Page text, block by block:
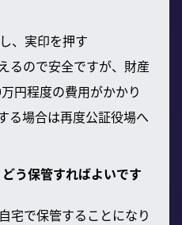
、実印を押す
るので安全ですが、財産
円程度の費用がかかり
る場合は再度公証役場へ
う保管すればよいです
宅で保管することになり